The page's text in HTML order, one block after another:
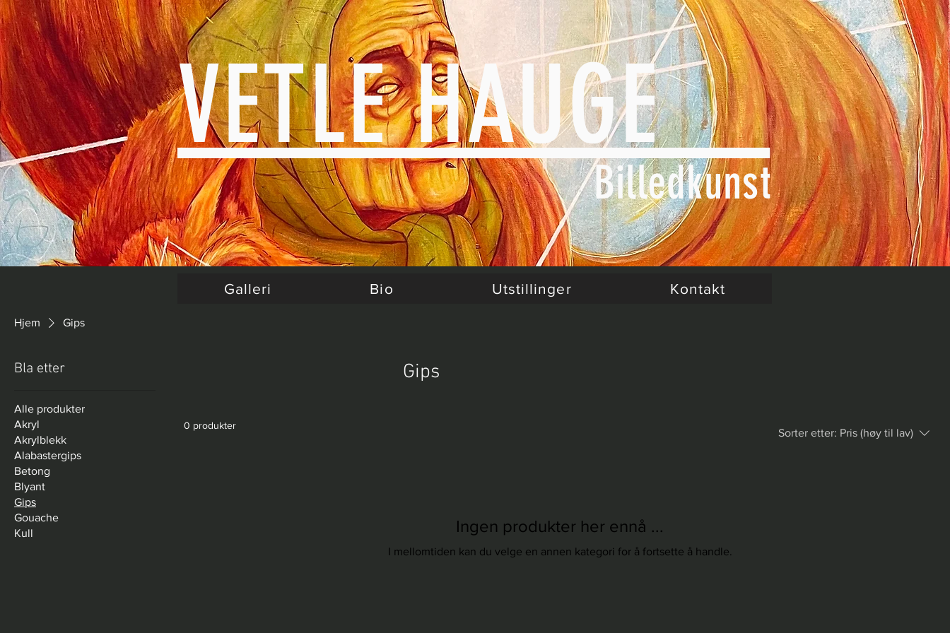
VETLE HAUGE
Billedkunst
Galleri Bio Utstillinger Kontakt
Hjem Gips
Bla etter
Alle produkter
Akryl
Akrylblekk
Alabastergips
Betong
Blyant
Gips
Gouache
Kull
Gips
0 produkter
Sorter etter: Pris (høy til lav)
Ingen produkter her ennå ...
I mellomtiden kan du velge en annen kategori for å fortsette å handle.